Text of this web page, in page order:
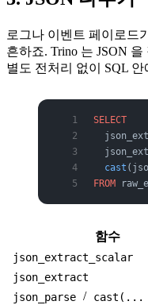
로그나 이벤트 페이로드
흔하죠. Trino 는 JSON
별도 전처리 없이 SQL
SELECT
  cast
FROM
함수
json_extract_scalar
json_extract
json_parse / cast(...